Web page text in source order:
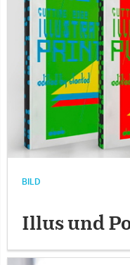
BILD
Illus und